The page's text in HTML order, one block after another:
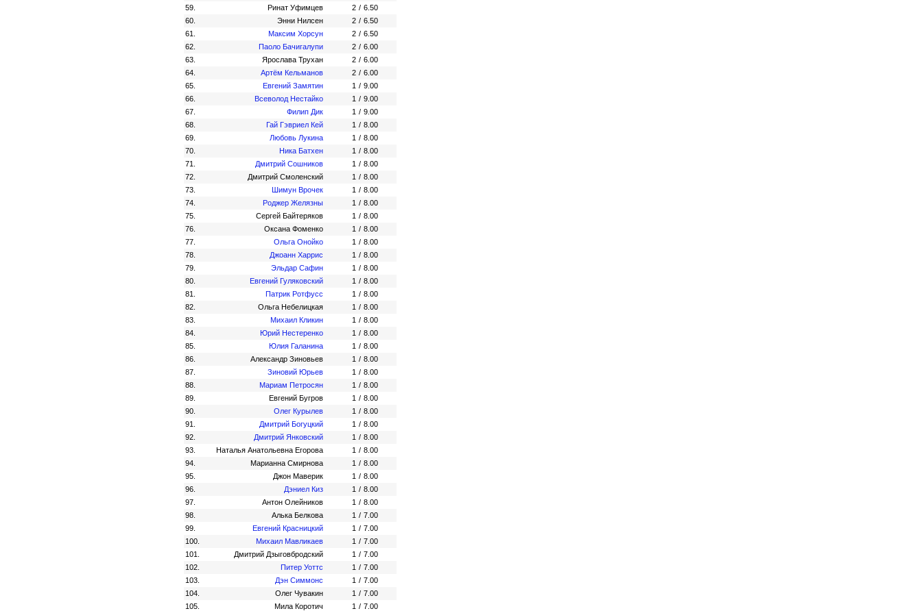
59.
Ринат Уфимцев 2 / 6.50
60.
Энни Нилсен 2 / 6.50
61.
Максим Хорсун 2 / 6.50
62.
Паоло Бачигалупи 2 / 6.00
63.
Ярослава Трухан 2 / 6.00
64.
Артём Кельманов 2 / 6.00
65.
Евгений Замятин 1 / 9.00
66.
Всеволод Нестайко 1 / 9.00
67.
Филип Дик 1 / 9.00
68.
Гай Гэвриел Кей 1 / 8.00
69.
Любовь Лукина 1 / 8.00
70.
Ника Батхен 1 / 8.00
71.
Дмитрий Сошников 1 / 8.00
72.
Дмитрий Смоленский 1 / 8.00
73.
Шимун Врочек 1 / 8.00
74.
Роджер Желязны 1 / 8.00
75.
Сергей Байтеряков 1 / 8.00
76.
Оксана Фоменко 1 / 8.00
77.
Ольга Онойко 1 / 8.00
78.
Джоанн Харрис 1 / 8.00
79.
Эльдар Сафин 1 / 8.00
80.
Евгений Гуляковский 1 / 8.00
81.
Патрик Ротфусс 1 / 8.00
82.
Ольга Небелицкая 1 / 8.00
83.
Михаил Кликин 1 / 8.00
84.
Юрий Нестеренко 1 / 8.00
85.
Юлия Галанина 1 / 8.00
86.
Александр Зиновьев 1 / 8.00
87.
Зиновий Юрьев 1 / 8.00
88.
Мариам Петросян 1 / 8.00
89.
Евгений Бугров 1 / 8.00
90.
Олег Курылев 1 / 8.00
91.
Дмитрий Богуцкий 1 / 8.00
92.
Дмитрий Янковский 1 / 8.00
93.
Наталья Анатольевна Егорова 1 / 8.00
94.
Марианна Смирнова 1 / 8.00
95.
Джон Маверик 1 / 8.00
96.
Дэниел Киз 1 / 8.00
97.
Антон Олейников 1 / 8.00
98.
Алька Белкова 1 / 7.00
99.
Евгений Красницкий 1 / 7.00
100.
Михаил Мавликаев 1 / 7.00
101.
Дмитрий Дзыговбродский 1 / 7.00
102.
Питер Уоттс 1 / 7.00
103.
Дэн Симмонс 1 / 7.00
104.
Олег Чувакин 1 / 7.00
105.
Мила Коротич 1 / 7.00